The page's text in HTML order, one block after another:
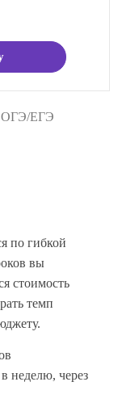
ОГЭ/ЕГЭ
по гибкой
вы
стоимость
темп
неделю, через